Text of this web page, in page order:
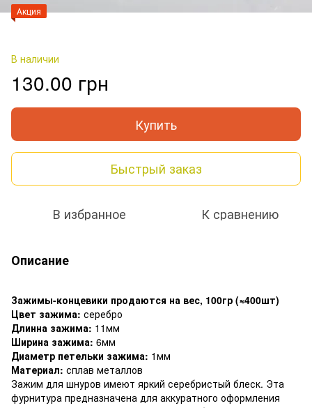
Акция
В наличии
130.00 грн
Купить
Быстрый заказ
В избранное К сравнению
Описание
Зажимы-концевики продаются на вес, 100гр (≈400шт)
Цвет зажима: серебро
Длинна зажима: 11мм
Ширина зажима: 6мм
Диаметр петельки зажима: 1мм
Материал: сплав металлов
Зажим для шнуров имеют яркий серебристый блеск. Эта
фурнитура предназначена для аккуратного оформления